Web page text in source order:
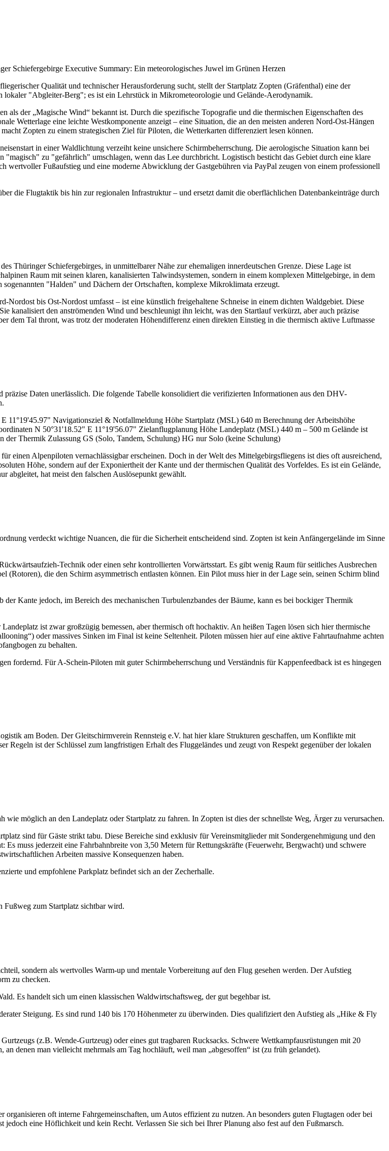
Schiefergebirge Executive Summary: Ein meteorologisches Juwel im Grünen Herzen
Qualität und technischer Herausforderung sucht, stellt der Startplatz Zopten (Gräfenthal) eine der
lokaler "Abgleiter-Berg"; es ist ein Lehrstück in Mikrometeorologie und Gelände-Aerodynamik.
als der „Magische Wind“ bekannt ist. Durch die spezifische Topografie und die thermischen Eigenschaften des
Wetterlage eine leichte Westkomponente anzeigt – eine Situation, die an den meisten anderen Nord-Ost-Hängen
Zopten zu einem strategischen Ziel für Piloten, die Wetterkarten differenziert lesen können.
in einer Waldlichtung verzeiht keine unsichere Schirmbeherrschung. Die aerologische Situation kann bei
zu "gefährlich" umschlagen, wenn das Lee durchbricht. Logistisch besticht das Gebiet durch eine klare
wertvoller Fußaufstieg und eine moderne Abwicklung der Gastgebühren via PayPal zeugen von einem professionell
die Flugtaktik bis hin zur regionalen Infrastruktur – und ersetzt damit die oberflächlichen Datenbankeinträge durch
Thüringer Schiefergebirges, in unmittelbarer Nähe zur ehemaligen innerdeutschen Grenze. Diese Lage ist
Raum mit seinen klaren, kanalisierten Talwindsystemen, sondern in einem komplexen Mittelgebirge, in dem
"Halden" und Dächern der Ortschaften, komplexe Mikroklimata erzeugt.
bis Ost-Nordost umfasst – ist eine künstlich freigehaltene Schneise in einem dichten Waldgebiet. Diese
kanalisiert den anströmenden Wind und beschleunigt ihn leicht, was den Startlauf verkürzt, aber auch präzise
dem Tal thront, was trotz der moderaten Höhendifferenz einen direkten Einstieg in die thermisch aktive Luftmasse
Daten unerlässlich. Die folgende Tabelle konsolidiert die verifizierten Informationen aus den DHV-
11°19'45.97" Navigationsziel & Notfallmeldung Höhe Startplatz (MSL) 640 m Berechnung der Arbeitshöhe
N 50°31'18.52" E 11°19'56.07" Zielanflugplanung Höhe Landeplatz (MSL) 440 m – 500 m Gelände ist
Thermik Zulassung GS (Solo, Tandem, Schulung) HG nur Solo (keine Schulung)
einen Alpenpiloten vernachlässigbar erscheinen. Doch in der Welt des Mittelgebirgsfliegens ist dies oft ausreichend,
Höhe, sondern auf der Exponiertheit der Kante und der thermischen Qualität des Vorfeldes. Es ist ein Gelände,
abgleitet, hat meist den falschen Auslösepunkt gewählt.
verdeckt wichtige Nuancen, die für die Sicherheit entscheidend sind. Zopten ist kein Anfängergelände im Sinne
Technik oder einen sehr kontrollierten Vorwärtsstart. Es gibt wenig Raum für seitliches Ausbrechen
die den Schirm asymmetrisch entlasten können. Ein Pilot muss hier in der Lage sein, seinen Schirm blind
Kante jedoch, im Bereich des mechanischen Turbulenzbandes der Bäume, kann es bei bockiger Thermik
ist zwar großzügig bemessen, aber thermisch oft hochaktiv. An heißen Tagen lösen sich hier thermische
oder massives Sinken im Final ist keine Seltenheit. Piloten müssen hier auf eine aktive Fahrtaufnahme achten
zu behalten.
fordernd. Für A-Schein-Piloten mit guter Schirmbeherrschung und Verständnis für Kappenfeedback ist es hingegen
am Boden. Der Gleitschirmverein Rennsteig e.V. hat hier klare Strukturen geschaffen, um Konflikte mit
ist der Schlüssel zum langfristigen Erhalt des Fluggeländes und zeugt von Respekt gegenüber der lokalen
möglich an den Landeplatz oder Startplatz zu fahren. In Zopten ist dies der schnellste Weg, Ärger zu verursachen.
sind für Gäste strikt tabu. Diese Bereiche sind exklusiv für Vereinsmitglieder mit Sondergenehmigung und den
muss jederzeit eine Fahrbahnbreite von 3,50 Metern für Rettungskräfte (Feuerwehr, Bergwacht) und schwere
Arbeiten massive Konsequenzen haben.
und empfohlene Parkplatz befindet sich an der Zecherhalle.
Fußweg zum Startplatz sichtbar wird.
sondern als wertvolles Warm-up und mentale Vorbereitung auf den Flug gesehen werden. Der Aufstieg
zu checken.
Es handelt sich um einen klassischen Waldwirtschaftsweg, der gut begehbar ist.
Steigung. Es sind rund 140 bis 170 Höhenmeter zu überwinden. Dies qualifiziert den Aufstieg als „Hike & Fly
(z.B. Wende-Gurtzeug) oder eines gut tragbaren Rucksacks. Schwere Wettkampfausrüstungen mit 20
denen man vielleicht mehrmals am Tag hochläuft, weil man „abgesoffen“ ist (zu früh gelandet).
oft interne Fahrgemeinschaften, um Autos effizient zu nutzen. An besonders guten Flugtagen oder bei
eine Höflichkeit und kein Recht. Verlassen Sie sich bei Ihrer Planung also fest auf den Fußmarsch.